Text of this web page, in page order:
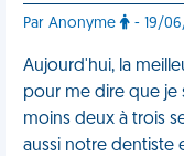
Par Anonyme - 19/
Aujourd'hui, la
pour me dire que je
moins deux à trois
aussi notre dentiste